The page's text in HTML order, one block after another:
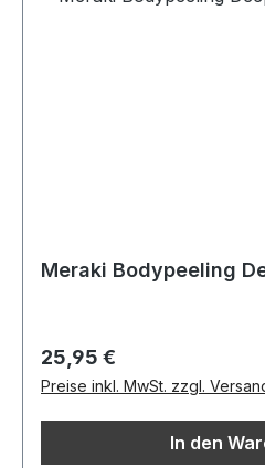
Meraki Bodypeeling
Regulärer Preis:
25,95 €
Preise inkl. MwSt. zzgl.
In den